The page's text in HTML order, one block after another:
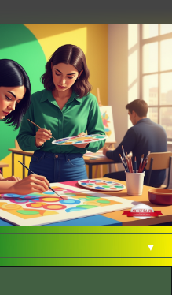
▼